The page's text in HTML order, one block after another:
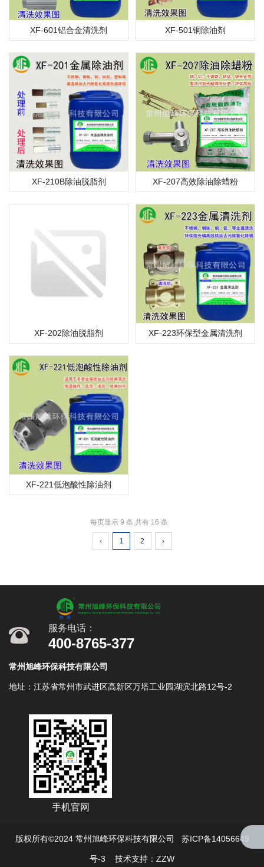
XF-601铝合金清洗剂 XF-501铜除油剂
XF-210B除油脱脂剂 XF-207高效除油除蜡粉
XF-202除油脱脂剂 XF-223环保型金属清洗剂
XF-221低泡酸性除油剂
每页显示 9 条,共有 16 条
‹ 1 2 ›
服务电话：
400-8765-377
常州旭峰环保科技有限公司
地址：江苏省常州市武进区高新区万塔工业园湖滨北路12号-2
手机官网
版权所有©2024 常州旭峰环保科技有限公司 苏ICP备14056649
号-3 技术支持：ZZW